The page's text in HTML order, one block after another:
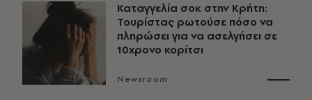
Καταγγελία σοκ στην Κρήτη:
Τουρίστας ρωτούσε πόσο να
πληρώσει για να ασελγήσει σε
10χρονο κορίτσι
Newsroom